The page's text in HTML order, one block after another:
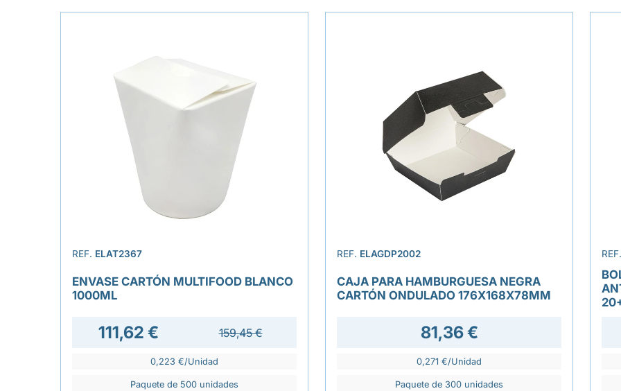
REF. ELAT2367
ENVASE CARTÓN MULTIFOOD BLANCO
1000ML
111,62 € 159,45 €
0,223 €/Unidad
Paquete de 500 unidades
REF. ELAGDP2002
CAJA PARA HAMBURGUESA NEGRA
CARTÓN ONDULADO 176X168X78MM
81,36 €
0,271 €/Unidad
Paquete de 300 unidades